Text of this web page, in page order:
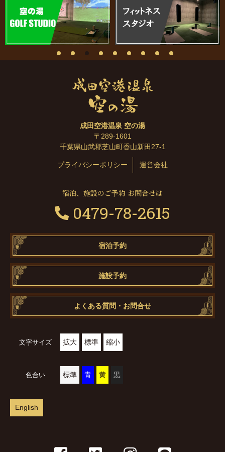
成田空港温泉 空の湯
〒289-1601
千葉県山武郡芝山町香山新田27-1
プライバシーポリシー 運営会社
宿泊、施設のご予約 お問合せは
0479-78-2615
宿泊予約
施設予約
よくある質問・お問合せ
文字サイズ 拡大 標準 縮小
色合い 標準 青 黄 黒
English